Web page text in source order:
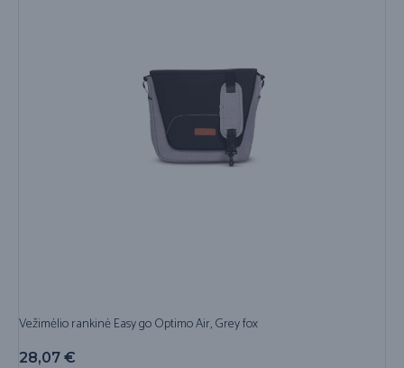
Vežimėlio rankinė Easy go Optimo Air, Grey fox
28,07 €